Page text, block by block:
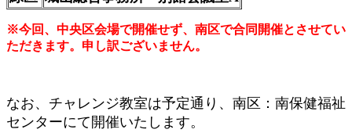
※今回、中央区会場で開催せず、南区で合同開催とさせてい
ただきます。申し訳ございません。
なお、チャレンジ教室は予定通り、南区：南保健福祉
センターにて開催いたします。